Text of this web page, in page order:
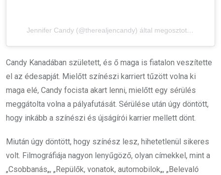
Jennifer Candy (@therealjencandy) által megosztott bejegyzés
Candy Kanadában született, és ő maga is fiatalon veszítette
el az édesapját. Mielőtt színészi karriert tűzött volna ki
maga elé, Candy focista akart lenni, mielőtt egy sérülés
meggátolta volna a pályafutását. Sérülése után úgy döntött,
hogy inkább a színészi és újságírói karrier mellett dönt.
Miután úgy döntött, hogy színész lesz, hihetetlenül sikeres
volt. Filmográfiája nagyon lenyűgöző, olyan címekkel, mint a
„Csobbanás„, „ Repülők, vonatok, automobilok„, „ Belevaló